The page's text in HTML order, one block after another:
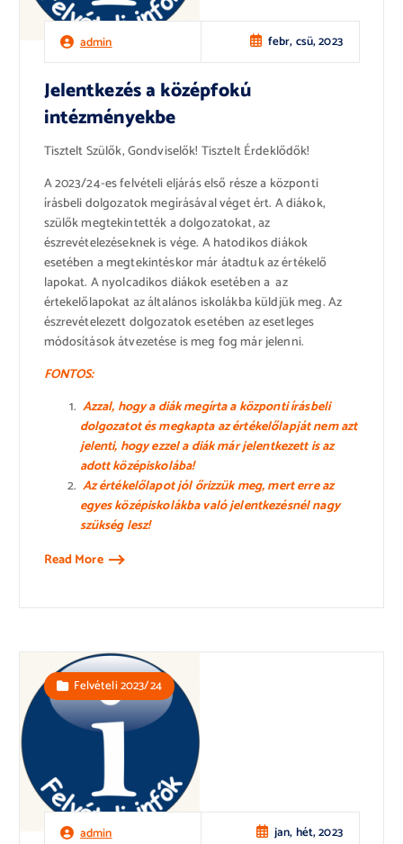
admin febr, csü, 2023
Jelentkezés a középfokú
intézményekbe
Tisztelt Szülők, Gondviselők! Tisztelt Érdeklődők!
A 2023/24-es felvételi eljárás első része a központi
írásbeli dolgozatok megírásával véget ért. A diákok,
szülők megtekintették a dolgozatokat, az
észrevételezéseknek is vége. A hatodikos diákok
esetében a megtekintéskor már átadtuk az értékelő
lapokat. A nyolcadikos diákok esetében a az
értekelőlapokat az általános iskolákba küldjük meg. Az
észrevételezett dolgozatok esetében az esetleges
módosítások átvezetése is meg fog már jelenni.
FONTOS:
Azzal, hogy a diák megírta a központi írásbeli
dolgozatot és megkapta az értékelőlapját nem azt
jelenti, hogy ezzel a diák már jelentkezett is az
adott középiskolába!
Az értékelőlapot jól őrizzük meg, mert erre az
egyes középiskolákba való jelentkezésnél nagy
szükség lesz!
Read More
admin jan, hét, 2023
Felvételi 2023/24